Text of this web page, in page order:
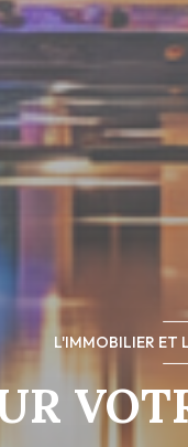
L'IMMOBILIER ET